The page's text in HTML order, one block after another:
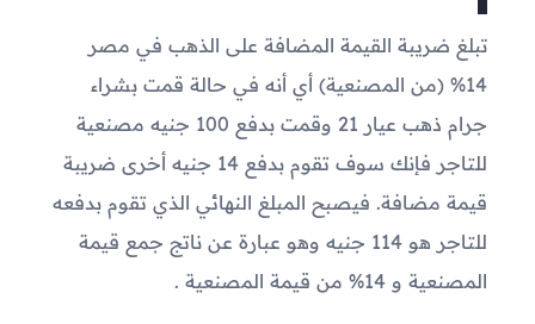
تبلغ ضريبة القيمة المضافة على الذهب في مصر
14% (من المصنعية) أي أنه في حالة قمت بشراء
جرام ذهب عيار 21 وقمت بدفع 100 جنيه مصنعية
للتاجر فإنك سوف تقوم بدفع 14 جنيه أخرى ضريبة
قيمة مضافة. فيصبح المبلغ النهائي الذي تقوم بدفعه
للتاجر هو 114 جنيه وهو عبارة عن ناتج جمع قيمة
المصنعية و 14% من قيمة المصنعية .